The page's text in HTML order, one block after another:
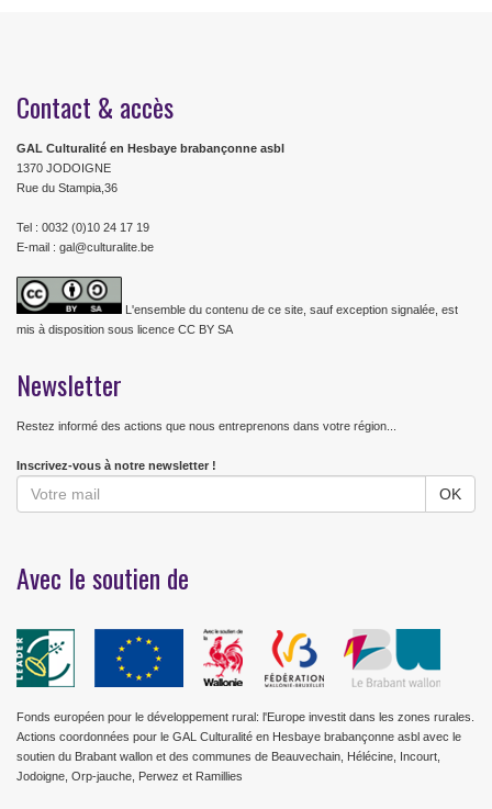
Contact & accès
GAL Culturalité en Hesbaye brabançonne asbl
1370 JODOIGNE
Rue du Stampia,36
Tel : 0032 (0)10 24 17 19
E-mail : gal@culturalite.be
L'ensemble du contenu de ce site, sauf exception signalée, est
mis à disposition sous licence CC BY SA
Newsletter
Restez informé des actions que nous entreprenons dans votre région...
Inscrivez-vous à notre newsletter !
Avec le soutien de
Fonds européen pour le développement rural: l'Europe investit dans les zones rurales.
Actions coordonnées pour le GAL Culturalité en Hesbaye brabançonne asbl avec le
soutien du Brabant wallon et des communes de Beauvechain, Hélécine, Incourt,
Jodoigne, Orp-jauche, Perwez et Ramillies